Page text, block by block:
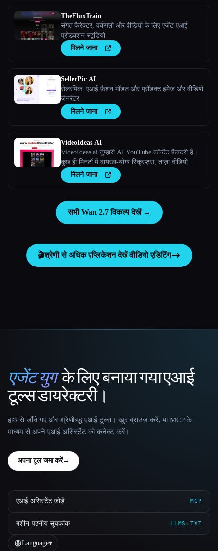
TheFluxTrain
संगत कैरेक्टर, वर्कफ़्लो और वीडियो के लिए एजेंट एआई
प्रोडक्शन स्टूडियो
मिलने जाना
SellerPic AI
सेलरपिक: एआई फ़ैशन मॉडल और प्रॉडक्ट इमेज और वीडियो
जेनरेटर
मिलने जाना
VideoIdeas AI
VideoIdeas.ai तुम्हारी AI YouTube कॉन्टेंट फ़ैक्टरी है।
कुछ ही मिनटों में वायरल-योग्य स्क्रिप्ट्स, ताज़ा वीडियो
आइडिया और आकर्षक कॉन्टेंट जेनरेट करें।
मिलने जाना
सभी Wan 2.7 विकल्प देखें →
🎬श्रेणी से अधिक एप्लिकेशन देखेंवीडियो एडिटिंग
That AI Collection
एजेंट युगके लिए बनाया गया एआई
टूल्स डायरेक्टरी।
हाथ से जाँचे गए और श्रेणीबद्ध एआई टूल्स। खुद ब्राउज़ करें, या MCP के
माध्यम से अपने एआई असिस्टेंट को कनेक्ट करें।
अपना टूल जमा करें→
एआई असिस्टेंट जोड़ें MCP
मशीन-पठनीय सूचकांक LLMS.TXT
Language▾